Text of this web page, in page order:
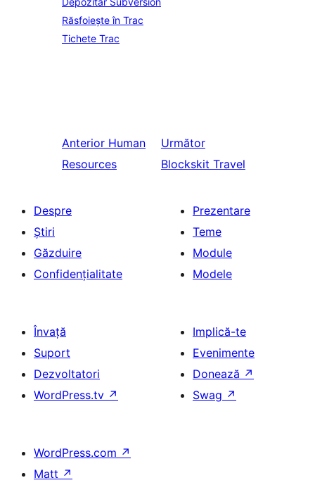
Răsfoiește în Trac
Tichete Trac
Anterior Human
Resources
Următor
Blockskit Travel
Despre
Știri
Găzduire
Confidențialitate
Prezentare
Teme
Module
Modele
Învață
Suport
Dezvoltatori
WordPress.tv ↗
Implică-te
Evenimente
Donează ↗
Swag ↗
WordPress.com ↗
Matt ↗